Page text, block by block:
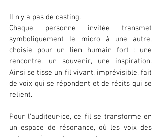
Il n’y a pas de casting.
Chaque personne invitée transmet
symboliquement le micro à une autre,
choisie pour un lien humain fort : une
rencontre, un souvenir, une inspiration.
Ainsi se tisse un fil vivant, imprévisible, fait
de voix qui se répondent et de récits qui se
relient.
Pour l’auditeur·ice, ce fil se transforme en
un espace de résonance, où les voix des